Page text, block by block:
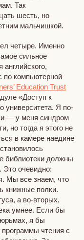
Так
шесть, но
мальчишкой.
четыре. Именно
сильное
по компьютерной
Education Trust
«Доступ к
университета. Я по-
— у меня синдром
но тогда я этого не
в камере наедине
библиотеки должны
Это очевидно:
Мы все знаем, что
книжные полки.
а во-вторых,
умнее. Если бы
я бы
чтения с